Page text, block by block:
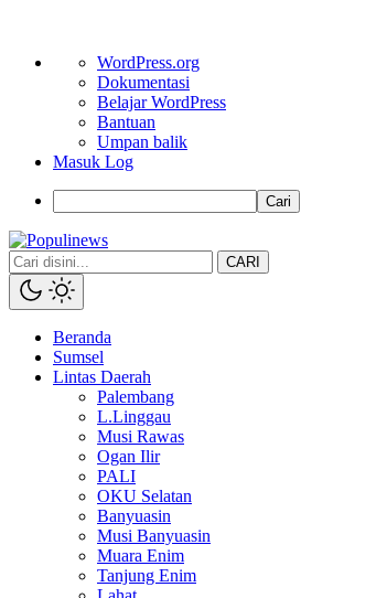
Tentang
WordPress
WordPress.org
Dokumentasi
Belajar WordPress
Bantuan
Umpan balik
Masuk Log
Cari
CARI
Beranda
Sumsel
Lintas Daerah
Palembang
L.Linggau
Musi Rawas
Ogan Ilir
PALI
OKU Selatan
Banyuasin
Musi Banyuasin
Muara Enim
Tanjung Enim